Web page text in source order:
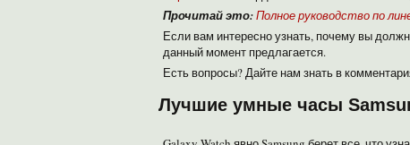
Прочитай это:Полное руководство по
Если вам интересно узнать, почему вы
данный момент предлагается.
Есть вопросы? Дайте нам знать в
Лучшие умные часы